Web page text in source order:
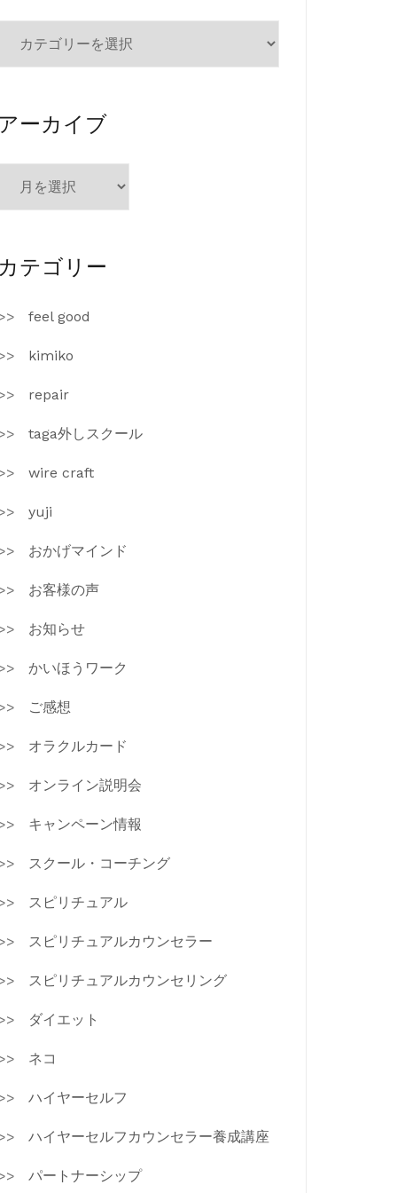
ーカイブ
テゴリー
feel good
kimiko
repair
taga外しスクール
wire craft
yuji
おかげマインド
お客様の声
お知らせ
かいほうワーク
ご感想
オラクルカード
オンライン説明会
キャンペーン情報
スクール・コーチング
スピリチュアル
スピリチュアルカウンセラー
スピリチュアルカウンセリング
ダイエット
ネコ
ハイヤーセルフ
ハイヤーセルフカウンセラー養成講座
パートナーシップ